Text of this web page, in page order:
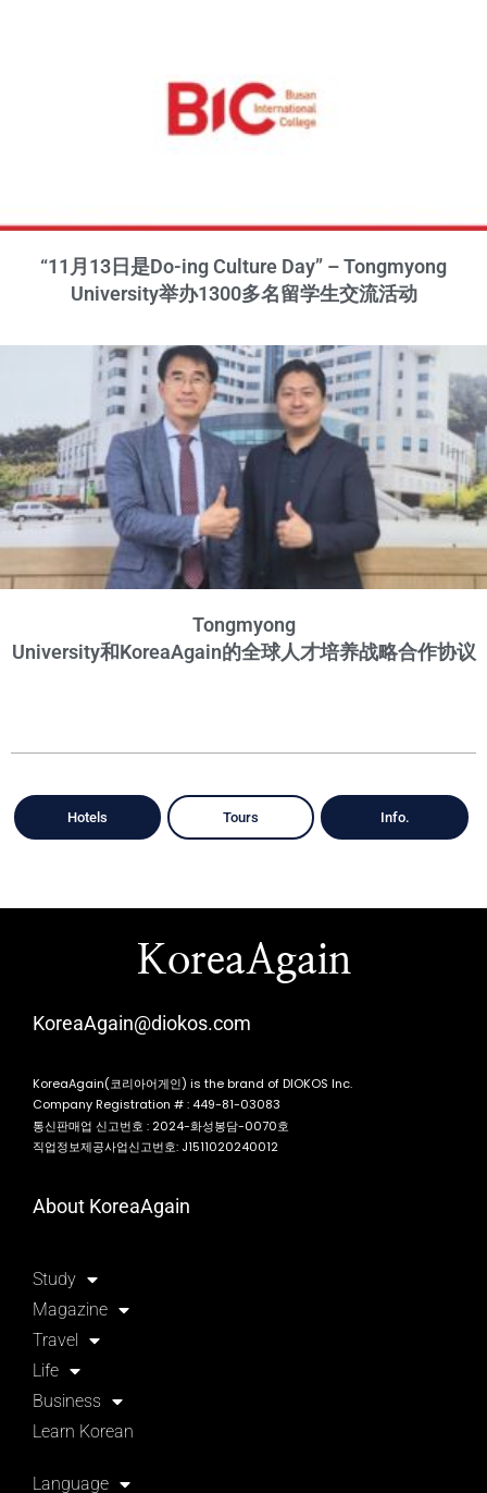
“11月13日是Do-ing Culture Day” – Tongmyong
University举办1300多名留学生交流活动
Tongmyong
University和KoreaAgain的全球人才培养战略合作协议
Hotels Tours Info.
KoreaAgain
KoreaAgain@diokos.com
KoreaAgain(코리아어게인) is the brand of DIOKOS Inc.
Company Registration # : 449-81-03083
통신판매업 신고번호 : 2024-화성봉담-0070호
직업정보제공사업신고번호: J1511020240012
About KoreaAgain
Study
Magazine
Travel
Life
Business
Learn Korean
Language